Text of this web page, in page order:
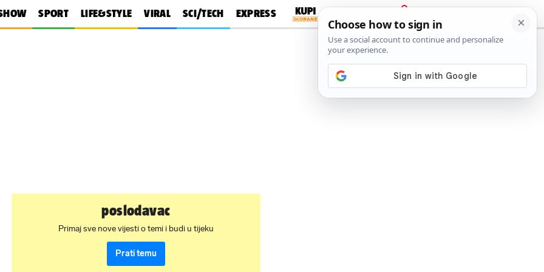
SPORT LIFE&STYLE VIRAL SCI/TECH EXPRESS
PRIJAVA
poslodavac
Primaj sve nove vijesti o temi i budi u tijeku
Prati temu